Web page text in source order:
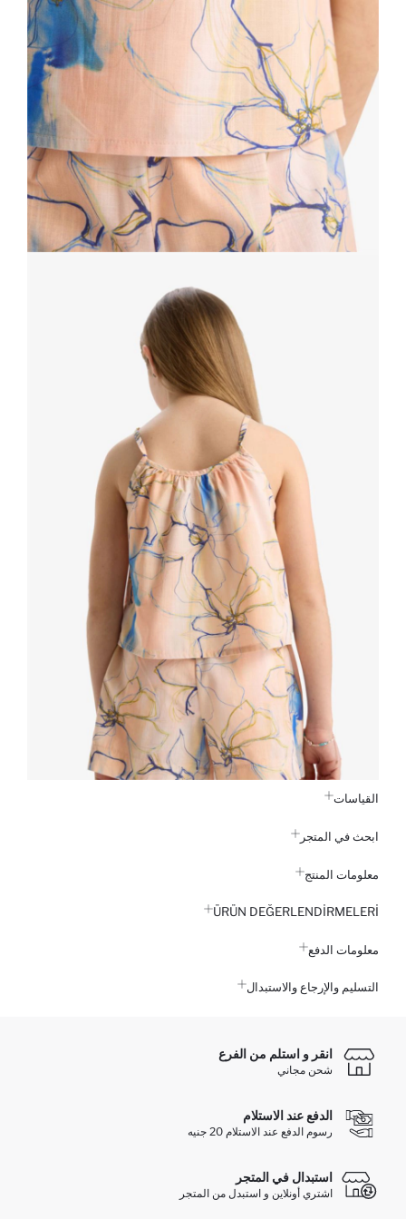
القياسات
ابحث في المتجر
معلومات المنتج
ÜRÜN DEĞERLENDİRMELERİ
معلومات الدفع
التسليم والإرجاع والاستبدال
انقر و استلم من الفرع
شحن مجاني
الدفع عند الاستلام
رسوم الدفع عند الاستلام 20 جنيه
استبدال في المتجر
اشتري أونلاين و استبدل من المتجر